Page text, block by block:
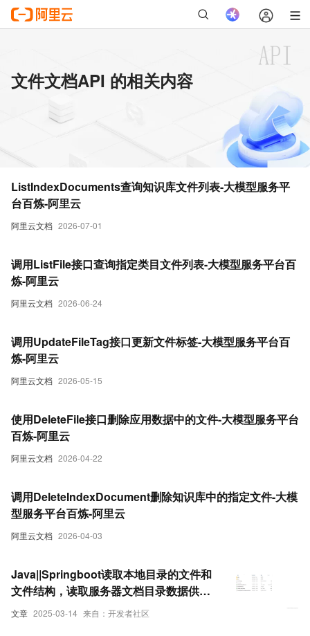
文件文档API 的相关内容
阿里云文档 2026-07-01
ListIndexDocuments查询知识库文件列表-大模型服务平
台百炼-阿里云
阿里云文档 2026-06-24
调用ListFile接口查询指定类目文件列表-大模型服务平台百
炼-阿里云
阿里云文档 2026-05-15
调用UpdateFileTag接口更新文件标签-大模型服务平台百
炼-阿里云
阿里云文档 2026-04-22
使用DeleteFile接口删除应用数据中的文件-大模型服务平台
百炼-阿里云
阿里云文档 2026-04-03
调用DeleteIndexDocument删除知识库中的指定文件-大模
型服务平台百炼-阿里云
文章 2025-03-14 来自：开发者社区
Java||Springboot读取本地目录的文件和
文件结构，读取服务器文档目录数据供前
端渲染的API实现